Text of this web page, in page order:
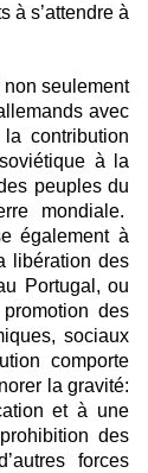
à s’attendre à
non seulement
avec
contribution
à la
peuples du
mondiale.
également à
libération des
Portugal, ou
des
sociaux
comporte
la gravité:
et à une
des
forces